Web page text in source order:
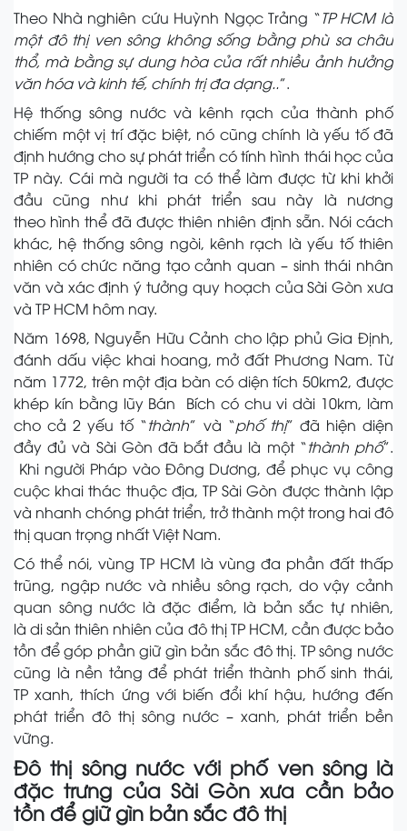
Theo Nhà nghiên cứu Huỳnh Ngọc Trảng “TP HCM là
một đô thị ven sông không sống bằng phù sa châu
thổ, mà bằng sự dung hòa của rất nhiều ảnh hưởng
văn hóa và kinh tế, chính trị đa dạng..”.
Hệ thống sông nước và kênh rạch của thành phố
chiếm một vị trí đặc biệt, nó cũng chính là yếu tố đã
định hướng cho sự phát triển có tính hình thái học của
TP này. Cái mà người ta có thể làm được từ khi khởi
đầu cũng như khi phát triển sau này là nương
theo hình thể đã được thiên nhiên định sẵn. Nói cách
khác, hệ thống sông ngòi, kênh rạch là yếu tố thiên
nhiên có chức năng tạo cảnh quan – sinh thái nhân
văn và xác định ý tưởng quy hoạch của Sài Gòn xưa
và TP HCM hôm nay.
Năm 1698, Nguyễn Hữu Cảnh cho lập phủ Gia Định,
đánh dấu việc khai hoang, mở đất Phương Nam. Từ
năm 1772, trên một địa bàn có diện tích 50km2, được
khép kín bằng lũy Bán Bích có chu vi dài 10km, làm
cho cả 2 yếu tố “thành” và “phố thị” đã hiện diện
đầy đủ và Sài Gòn đã bắt đầu là một “thành phố”.
Khi người Pháp vào Đông Dương, để phục vụ công
cuộc khai thác thuộc địa, TP Sài Gòn được thành lập
và nhanh chóng phát triển, trở thành một trong hai đô
thị quan trọng nhất Việt Nam.
Có thể nói, vùng TP HCM là vùng đa phần đất thấp
trũng, ngập nước và nhiều sông rạch, do vậy cảnh
quan sông nước là đặc điểm, là bản sắc tự nhiên,
là di sản thiên nhiên của đô thị TP HCM, cần được bảo
tồn để góp phần giữ gìn bản sắc đô thị. TP sông nước
cũng là nền tảng để phát triển thành phố sinh thái,
TP xanh, thích ứng với biến đổi khí hậu, hướng đến
phát triển đô thị sông nước – xanh, phát triển bền
vững.
Đô thị sông nước với phố ven sông là
đặc trưng của Sài Gòn xưa cần bảo
tồn để giữ gìn bản sắc đô thị